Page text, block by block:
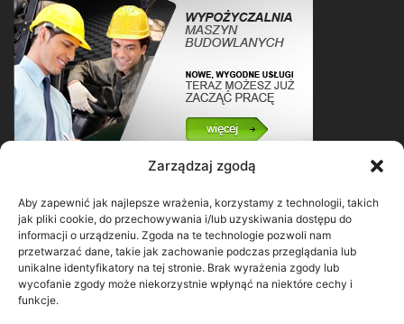
Zarządzaj zgodą
Aby zapewnić jak najlepsze wrażenia, korzystamy z technologii, takich
jak pliki cookie, do przechowywania i/lub uzyskiwania dostępu do
informacji o urządzeniu. Zgoda na te technologie pozwoli nam
przetwarzać dane, takie jak zachowanie podczas przeglądania lub
unikalne identyfikatory na tej stronie. Brak wyrażenia zgody lub
wycofanie zgody może niekorzystnie wpłynąć na niektóre cechy i
funkcje.